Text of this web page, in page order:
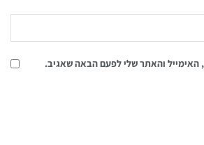
והאתר שלי לפעם הבאה שאגיב.